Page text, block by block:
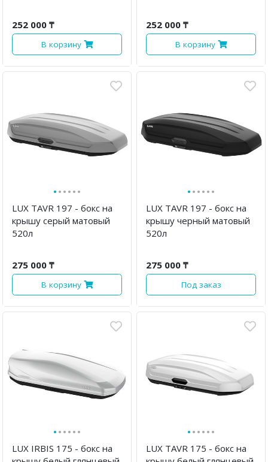
252 000 ₸
В корзину
252 000 ₸
В корзину
······
LUX TAVR 197 - бокс на
крышу серый матовый
520л
275 000 ₸
В корзину
······
LUX TAVR 197 - бокс на
крышу черный матовый
520л
275 000 ₸
Под заказ
······
LUX IRBIS 175 - бокс на
······
LUX TAVR 175 - бокс на